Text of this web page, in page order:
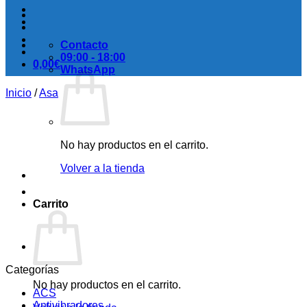
0,00€
No hay productos en el carrito.
Volver a la tienda
Carrito
No hay productos en el carrito.
Contacto
09:00 - 18:00
WhatsApp
Inicio /Asa
Categorías
ACS